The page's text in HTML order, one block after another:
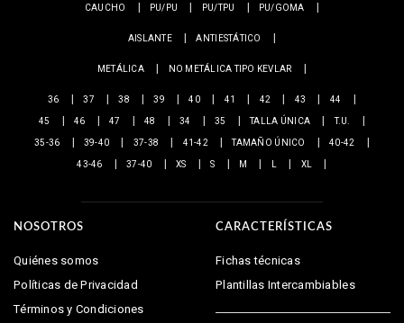
CAUCHO PU/PU PU/TPU PU/GOMA
AISLANTE ANTIESTÁTICO
METÁLICA NO METÁLICA TIPO KEVLAR
36 37 38 39 40 41 42 43
44
45
46 47 48 34 35 TALLA ÚNICA
T.U.
35-36
39-40 37-38 41-42 TAMAÑO ÚNICO
40-42
43-46
37-40 XS S M L XL
NOSOTROS
Quiénes somos
Políticas de Privacidad
Términos y Condiciones
CARACTERÍSTICAS
Fichas técnicas
Plantillas Intercambiables